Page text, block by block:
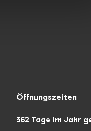
Öffnungszeiten
362 Tage im Jahr